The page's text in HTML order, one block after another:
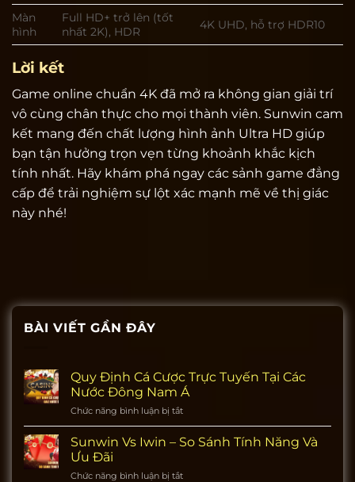
BÀI VIẾT GẦN ĐÂY
Quy Định Cá Cược Trực Tuyến Tại Các
Nước Đông Nam Á
Chức năng bình luận bị tắt
Quy
Định
Sunwin Vs Iwin – So Sánh Tính Năng Và
Ưu Đãi
Chức năng bình luận bị tắt
Màn
hình
Full HD+ trở lên (tốt
nhất 2K), HDR
4K UHD, hỗ trợ HDR10
Lời kết
Game online chuẩn 4K đã mở ra không gian giải trí
vô cùng chân thực cho mọi thành viên. Sunwin cam
kết mang đến chất lượng hình ảnh Ultra HD giúp
bạn tận hưởng trọn vẹn từng khoảnh khắc kịch
tính nhất. Hãy khám phá ngay các sảnh game đẳng
cấp để trải nghiệm sự lột xác mạnh mẽ về thị giác
này nhé!